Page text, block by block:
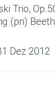
Trio,
(pn)
Dez 2012